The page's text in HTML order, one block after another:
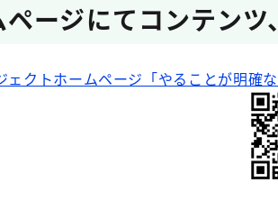
ージにてコンテンツ
クトホームページ「やることが明確